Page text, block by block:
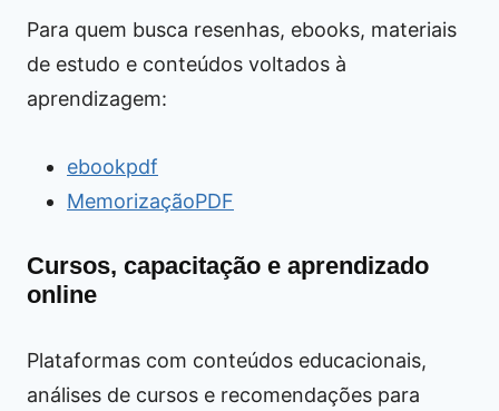
Para quem busca resenhas, ebooks, materiais
de estudo e conteúdos voltados à
aprendizagem:
ebookpdf
MemorizaçãoPDF
Cursos, capacitação e aprendizado
online
Plataformas com conteúdos educacionais,
análises de cursos e recomendações para